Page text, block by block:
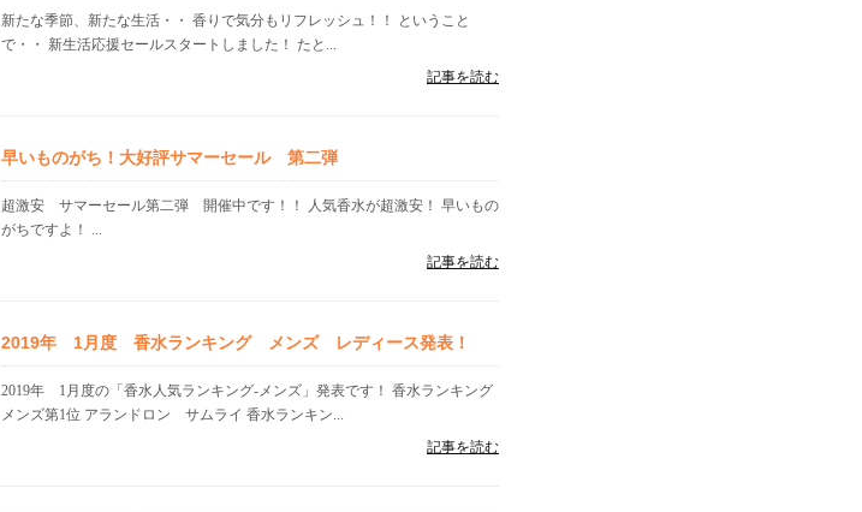
新たな季節、新たな生活・・ 香りで気分もリフレッシュ！！ ということ
で・・ 新生活応援セールスタートしました！ たと...
記事を読む
早いものがち！大好評サマーセール 第二弾
超激安 サマーセール第二弾 開催中です！！ 人気香水が超激安！ 早いもの
がちですよ！ ...
記事を読む
2019年 1月度 香水ランキング メンズ レディース発表！
2019年 1月度の「香水人気ランキング-メンズ」発表です！ 香水ランキング
メンズ第1位 アランドロン サムライ 香水ランキン...
記事を読む